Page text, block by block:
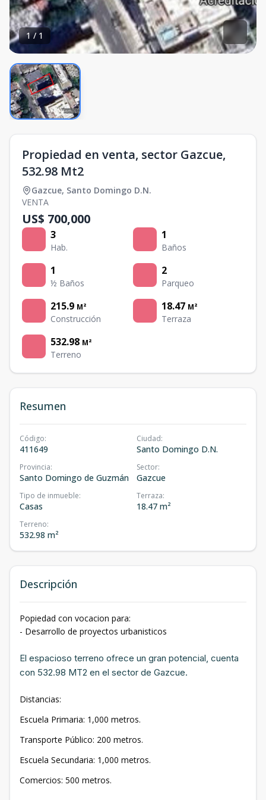
1/ 1
Propiedad en venta, sector Gazcue,
532.98 Mt2
Gazcue, Santo Domingo D.N.
VENTA
US$ 700,000
3
Hab.
1
Baños
1
½ Baños
2
Parqueo
215.9 M²
Construcción
18.47 M²
Terraza
532.98 M²
Terreno
Resumen
Código:
411649
Ciudad:
Santo Domingo D.N.
Provincia:
Santo Domingo de Guzmán
Sector:
Gazcue
Tipo de inmueble:
Casas
Terraza:
18.47 m²
Terreno:
532.98 m²
Descripción
Popiedad con vocacion para:
- Desarrollo de proyectos urbanisticos
El espacioso terreno ofrece un gran potencial, cuenta
con 532.98 MT2 en el sector de Gazcue.
Distancias:
Escuela Primaria: 1,000 metros.
Transporte Público: 200 metros.
Escuela Secundaria: 1,000 metros.
Comercios: 500 metros.